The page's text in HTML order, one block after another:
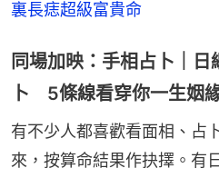
裏長痣超級富貴命
同場加映：手相占卜｜
卜 5條線看穿你一生姻
有不少人都喜歡看面相、占
來，按算命結果作抉擇。有